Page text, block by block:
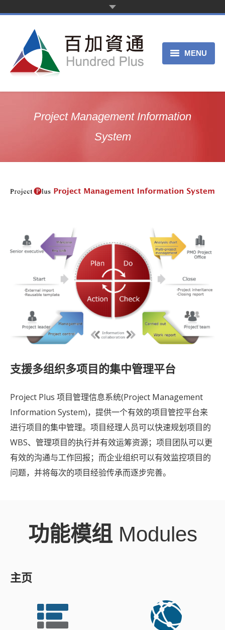
MENU
Project Management Information
System
支援多组织多项目的集中管理平台
Project Plus 项目管理信息系统(Project Management
Information System)，提供一个有效的项目管控平台来
进行项目的集中管理。项目经理人员可以快速规划项目的
WBS、管理项目的执行并有效运筹资源；项目团队可以更
有效的沟通与工作回报；而企业组织可以有效监控项目的
问题，并将每次的项目经验传承而逐步完善。
功能模组 Modules
主页